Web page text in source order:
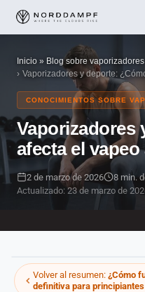
Inicio » Blog sobre vaporizadores
Vaporizadores y deporte:
CONOCIMIENTOS SOBRE
Vaporizadores
afecta el
2 de marzo de 2026
8 min.
Actualizado: 23 de marzo de
Volver al resumen: ¿Cómo
definitiva para